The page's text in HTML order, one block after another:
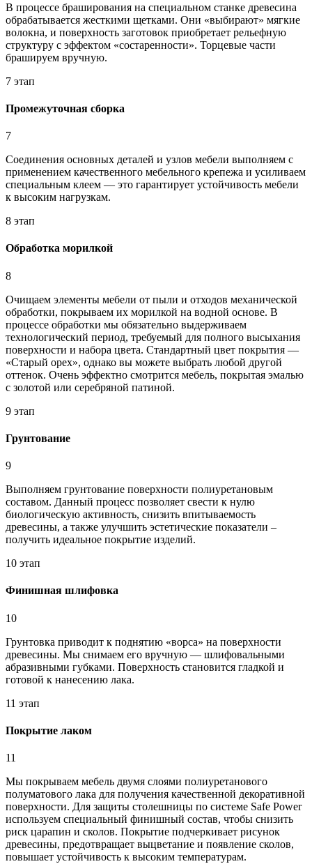
В процессе браширования на специальном станке древесина
обрабатывается жесткими щетками. Они «выбирают» мягкие
волокна, и поверхность заготовок приобретает рельефную
структуру с эффектом «состаренности». Торцевые части
брашируем вручную.
7 этап
Промежуточная сборка
7
Соединения основных деталей и узлов мебели выполняем с
применением качественного мебельного крепежа и усиливаем
специальным клеем — это гарантирует устойчивость мебели
к высоким нагрузкам.
8 этап
Обработка морилкой
8
Очищаем элементы мебели от пыли и отходов механической
обработки, покрываем их морилкой на водной основе. В
процессе обработки мы обязательно выдерживаем
технологический период, требуемый для полного высыхания
поверхности и набора цвета. Стандартный цвет покрытия —
«Старый орех», однако вы можете выбрать любой другой
оттенок. Очень эффектно смотрится мебель, покрытая эмалью
с золотой или серебряной патиной.
9 этап
Грунтование
9
Выполняем грунтование поверхности полиуретановым
составом. Данный процесс позволяет свести к нулю
биологическую активность, снизить впитываемость
древесины, а также улучшить эстетические показатели –
получить идеальное покрытие изделий.
10 этап
Финишная шлифовка
10
Грунтовка приводит к поднятию «ворса» на поверхности
древесины. Мы снимаем его вручную — шлифовальными
абразивными губками. Поверхность становится гладкой и
готовой к нанесению лака.
11 этап
Покрытие лаком
11
Мы покрываем мебель двумя слоями полиуретанового
полуматового лака для получения качественной декоративной
поверхности. Для защиты столешницы по системе Safe Power
используем специальный финишный состав, чтобы снизить
риск царапин и сколов. Покрытие подчеркивает рисунок
древесины, предотвращает выцветание и появление сколов,
повышает устойчивость к высоким температурам.